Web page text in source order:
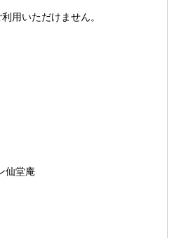
用いただけません。
仙堂庵